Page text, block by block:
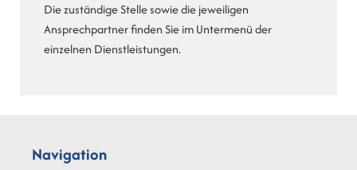
Die zuständige Stelle sowie die jeweiligen
Ansprechpartner finden Sie im Untermenü der
einzelnen Dienstleistungen.
Navigation